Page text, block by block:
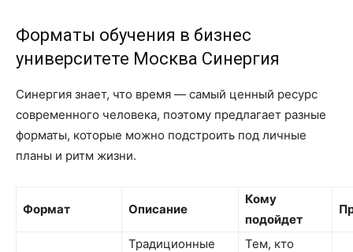
Форматы обучения в бизнес
университете Москва Синергия
Синергия знает, что время — самый ценный ресурс
современного человека, поэтому предлагает разные
форматы, которые можно подстроить под личные
планы и ритм жизни.
Формат Описание
Кому
подойдет
Традиционные
Тем, кто